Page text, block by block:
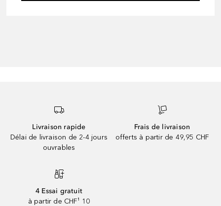
Livraison rapide
Délai de livraison de 2-4 jours
ouvrables
Frais de livraison
offerts à partir de 49,95 CHF
4 Essai gratuit
à partir de CHF¹ 10